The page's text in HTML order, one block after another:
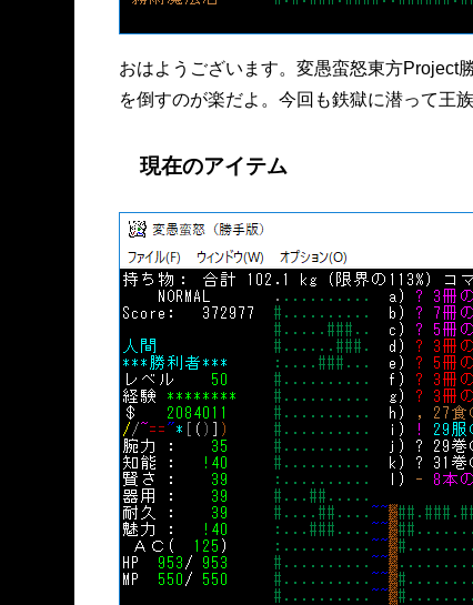
おはようございます。変愚蛮怒東方Project
を倒すのが楽だよ。今回も鉄獄に潜って王
現在のアイテム